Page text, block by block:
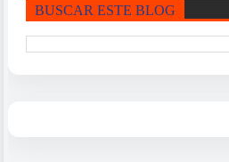
BUSCAR ESTE BLOG